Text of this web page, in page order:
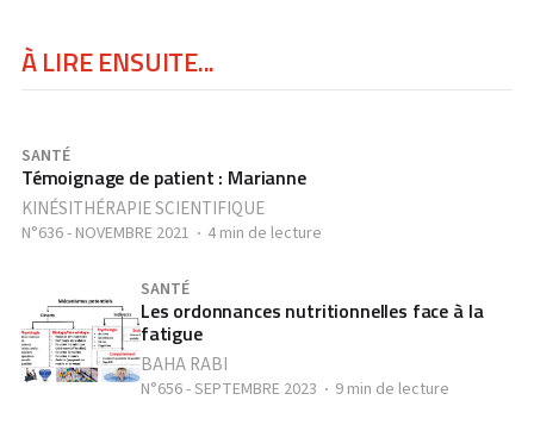
À LIRE ENSUITE...
SANTÉ
Témoignage de patient : Marianne
KINÉSITHÉRAPIE SCIENTIFIQUE
N°636 - NOVEMBRE 2021 4 min de lecture
SANTÉ
Les ordonnances nutritionnelles face à la
fatigue
BAHA RABI
N°656 - SEPTEMBRE 2023 9 min de lecture